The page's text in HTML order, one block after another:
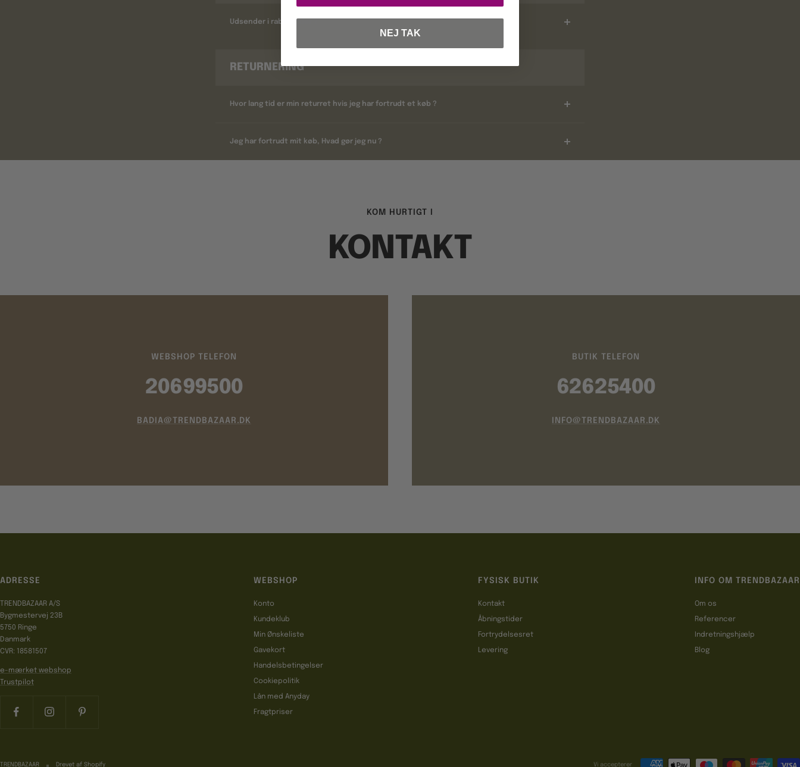
Udsender i rabatkoder ?
RETURNERING
Hvor lang tid er min returret hvis jeg har fortrudt et køb ?
Jeg har fortrudt mit køb, Hvad gør jeg nu ?
KOM HURTIGT I
KONTAKT
WEBSHOP TELEFON
20699500
BADIA@TRENDBAZAAR.DK
BUTIK TELEFON
62625400
INFO@TRENDBAZAAR.DK
ADRESSE
TRENDBAZAAR A/S
Bygmestervej 23B
5750 Ringe
Danmark
CVR: 18581507
e-mærket webshop
Trustpilot
WEBSHOP
Konto
Kundeklub
Min Ønskeliste
Gavekort
Handelsbetingelser
Cookiepolitik
Lån med Anyday
Fragtpriser
FYSISK BUTIK
Kontakt
Åbningstider
Fortrydelsesret
Levering
INFO OM TRENDBAZAAR
Om os
Referencer
Indretningshjælp
Blog
TRENDBAZAAR Drevet af Shopify Vi accepterer
NEJ TAK